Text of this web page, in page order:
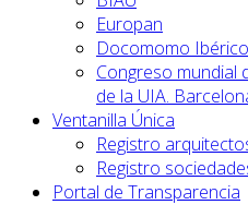
Europan
Docomomo Ibérico
Congreso mundial
de la UIA.
Ventanilla Única
Registro
Registro
Portal de Transparencia